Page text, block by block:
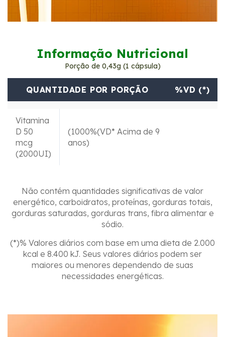
Informação Nutricional
Porção de 0,43g (1 cápsula)
QUANTIDADE POR PORÇÃO %VD (*)
Vitamina
D 50
mcg
(2000UI)
(1000%(VD* Acima de 9
anos)
Não contém quantidades significativas de valor
energético, carboidratos, proteínas, gorduras totais,
gorduras saturadas, gorduras trans, fibra alimentar e
sódio.
(*)% Valores diários com base em uma dieta de 2.000
kcal e 8.400 kJ. Seus valores diários podem ser
maiores ou menores dependendo de suas
necessidades energéticas.